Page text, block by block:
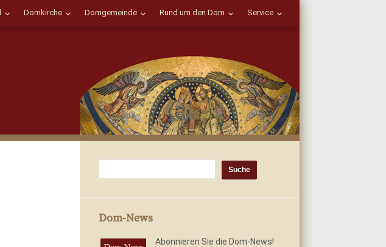
Domkirche Domgemeinde Rund um den Dom Service
Dom-News
Abonnieren Sie die Dom-News!